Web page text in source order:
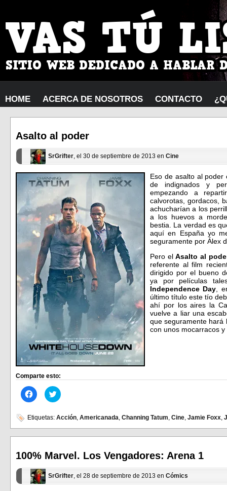
HOME ACERCA DE NOSOTROS CONTACTO
Asalto al poder
SrGrifter, el 30 de septiembre de 2013 en Cine
Eso de asalto al
de indignados y
empezando a
calvorotas, gordacos,
achucharían a los
a los huevos a
bestia. La verdad es
aquí en España yo
seguramente por Álex
Pero elAsalto al
referente al film
dirigido por el bueno
ya por películas
Independence Day,
último título este tío
ahí por los aires la
vuelve a liar una
que seguramente hará
con unos mocarracos
Comparte esto:
Haz
clic
en
Facebook
(Se
abre
ventana
nueva)
Haz
clic
en
(Se
abre
ventana
nueva)
Etiquetas: Acción, Americanada, Channing Tatum, Cine, Jamie Foxx,
100% Marvel. Los Vengadores: Arena 1
SrGrifter, el 28 de septiembre de 2013 en Cómics